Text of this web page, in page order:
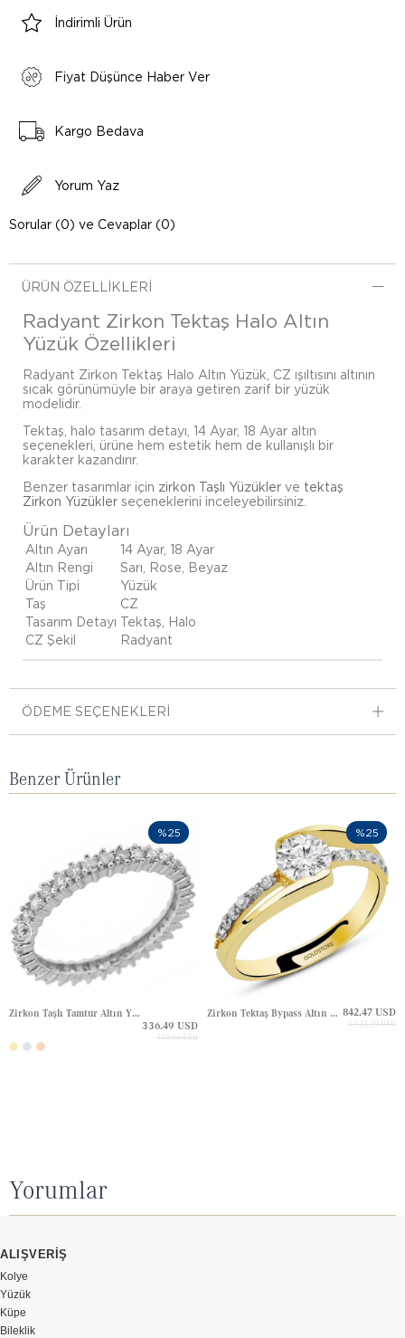
İndirimli Ürün
Fiyat Düşünce Haber Ver
Kargo Bedava
Yorum Yaz
Sorular (0) ve Cevaplar (0)
ÜRÜN ÖZELLIKLERI
Radyant Zirkon Tektaş Halo Altın
Yüzük Özellikleri
Radyant Zirkon Tektaş Halo Altın Yüzük, CZ ışıltısını altının
sıcak görünümüyle bir araya getiren zarif bir yüzük
modelidir.
Tektaş, halo tasarım detayı, 14 Ayar, 18 Ayar altın
seçenekleri, ürüne hem estetik hem de kullanışlı bir
karakter kazandırır.
Benzer tasarımlar için zirkon Taşlı Yüzükler ve tektaş
Zirkon Yüzükler seçeneklerini inceleyebilirsiniz.
Ürün Detayları
Altın Ayarı
14 Ayar, 18 Ayar
Altın Rengi
Sarı, Rose, Beyaz
Ürün Tipi
Yüzük
Taş
CZ
Tasarım Detayı Tektaş, Halo
CZ Şekil
Radyant
ÖDEME SEÇENEKLERI
Benzer Ürünler
Zirkon Taşlı Tamtur Altın Yüzük
336.49 USD
448.66 USD
%25
Zirkon Tektaş Bypass Altın Yüzük 842.47 USD
1,123.29 USD
%25
Yorumlar
ALIŞVERİŞ
Kolye
Yüzük
Küpe
Bileklik